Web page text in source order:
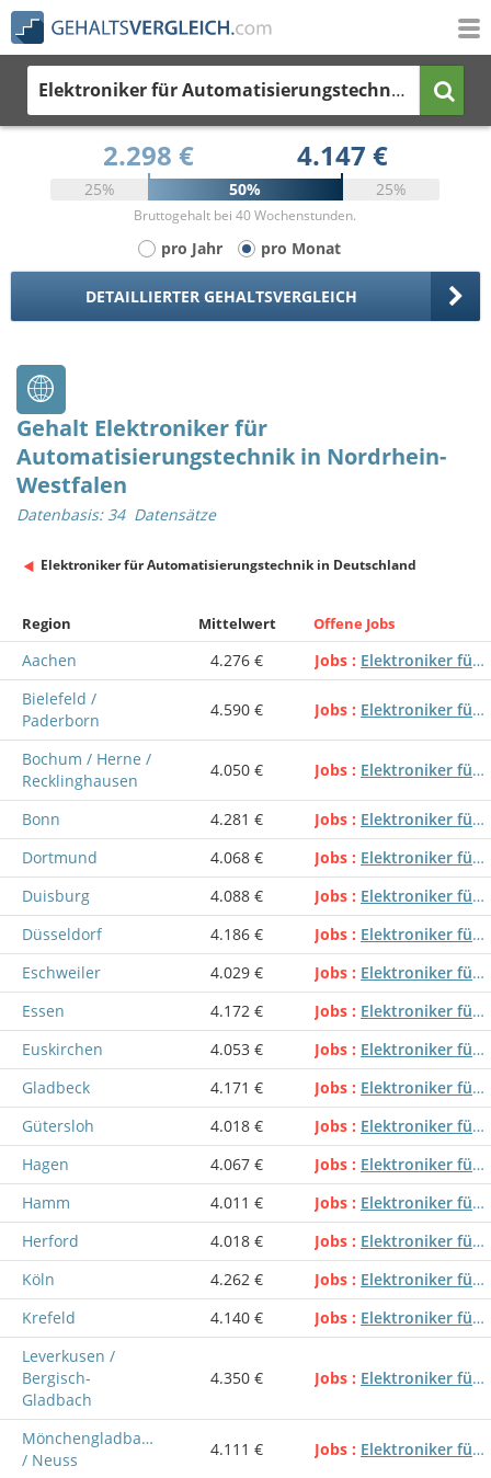
Elektroniker für Automatisierungstechnik in
2.298 € 4.147 €
25% 50% 25%
Bruttogehalt bei 40 Wochenstunden.
pro Jahr pro Monat
DETAILLIERTER GEHALTSVERGLEICH
Gehalt Elektroniker für
Automatisierungstechnik in Nordrhein-
Westfalen
Datenbasis: 34 Datensätze
Elektroniker für Automatisierungstechnik in Deutschland
Region Mittelwert Offene Jobs
Aachen 4.276 € Jobs
Elektroniker für Automatisierungstechnik
Bielefeld /
Paderborn
4.590 € Jobs Elektroniker für Automatisierungstechnik
Bochum / Herne /
Recklinghausen
4.050 € Jobs Elektroniker für Automatisierungstechnik
Bonn 4.281 € Jobs
Elektroniker für Automatisierungstechnik
Dortmund
4.068 € Jobs
Elektroniker für Automatisierungstechnik
Duisburg
4.088 € Jobs
Elektroniker für Automatisierungstechnik
Düsseldorf
4.186 € Jobs
Elektroniker für Automatisierungstechnik
Eschweiler
4.029 € Jobs
Elektroniker für Automatisierungstechnik
Essen
4.172 € Jobs
Elektroniker für Automatisierungstechnik
Euskirchen
4.053 € Jobs
Elektroniker für Automatisierungstechnik
Gladbeck
4.171 € Jobs
Elektroniker für Automatisierungstechnik
Gütersloh
4.018 € Jobs
Elektroniker für Automatisierungstechnik
Hagen
4.067 € Jobs
Elektroniker für Automatisierungstechnik
Hamm
4.011 € Jobs
Elektroniker für Automatisierungstechnik
Herford
4.018 € Jobs
Elektroniker für Automatisierungstechnik
Köln
4.262 € Jobs
Elektroniker für Automatisierungstechnik
Krefeld
4.140 € Jobs
Elektroniker für Automatisierungstechnik
Leverkusen /
Bergisch-
Gladbach
4.350 € Jobs Elektroniker für Automatisierungstechnik
Mönchengladbach
/ Neuss
4.111 € Jobs Elektroniker für Automatisierungstechnik